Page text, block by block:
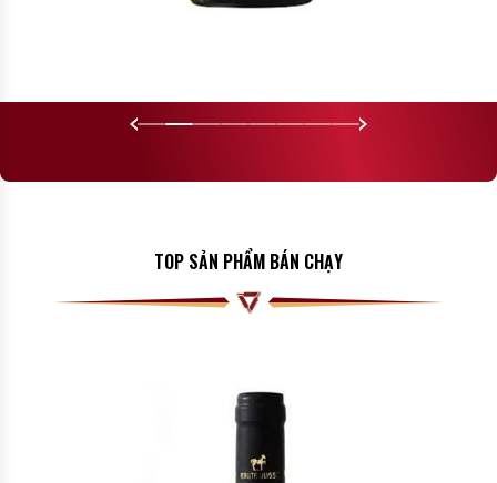
1.750.000₫
TOP SẢN PHẨM BÁN CHẠY